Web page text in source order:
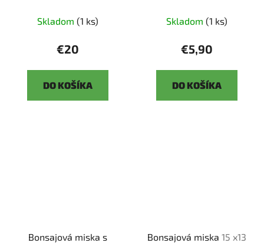
Skladom (1 ks)
€20
DO KOŠÍKA
Skladom (1 ks)
€5,90
DO KOŠÍKA
Bonsajová miska s
Bonsajová miska 15 x13